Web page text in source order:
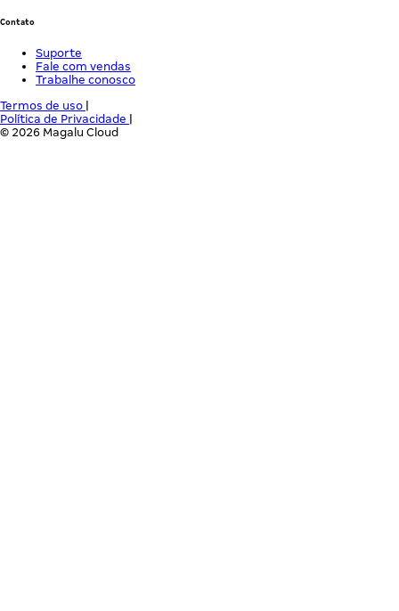
Contato
Suporte
Fale com vendas
Trabalhe conosco
Termos de uso
Política de Privacidade
© 2026 Magalu Cloud